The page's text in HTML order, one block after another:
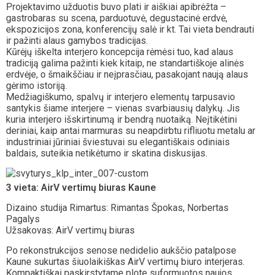
Projektavimo užduotis buvo plati ir aiškiai apibrėžta –
gastrobaras su scena, parduotuvė, degustacinė erdvė,
ekspozicijos zona, konferencijų salė ir kt. Tai vieta bendrauti
ir pažinti alaus gamybos tradicijas.
Kūrėjų iškelta interjero koncepcija rėmėsi tuo, kad alaus
tradiciją galima pažinti kiek kitaip, ne standartiškoje alinės
erdvėje, o šmaikščiau ir neįprasčiau, pasakojant naują alaus
gėrimo istoriją.
Medžiagiškumo, spalvų ir interjero elementų tarpusavio
santykis šiame interjere – vienas svarbiausių dalykų. Jis
kuria interjero išskirtinumą ir bendrą nuotaiką. Neįtikėtini
deriniai, kaip antai marmuras su neapdirbtu rifliuotu metalu ar
industriniai jūriniai šviestuvai su elegantiškais odiniais
baldais, suteikia netikėtumo ir skatina diskusijas.
3 vieta: AirV vertimų biuras Kaune
Dizaino studija Rimartus: Rimantas Špokas, Norbertas
Pagalys
Užsakovas: AirV vertimų biuras
Po rekonstrukcijos senose nedidelio aukščio patalpose
Kaune sukurtas šiuolaikiškas AirV vertimų biuro interjeras.
Kompaktiškai paskirstytame plote suformuotos naujos